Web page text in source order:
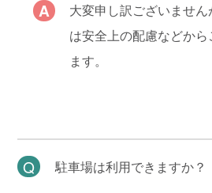
大変申し訳ございませ
は安全上の配慮などから
ます。
駐車場は利用できますか？